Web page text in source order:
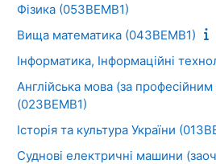
Фізика (05ЗВЕМВ1)
Вища математика (04ЗВЕМВ1)
Інформатика, Інформаційні
Англійська мова (за
(02ЗВЕМВ1)
Історія та культура України
Суднові електричні машини